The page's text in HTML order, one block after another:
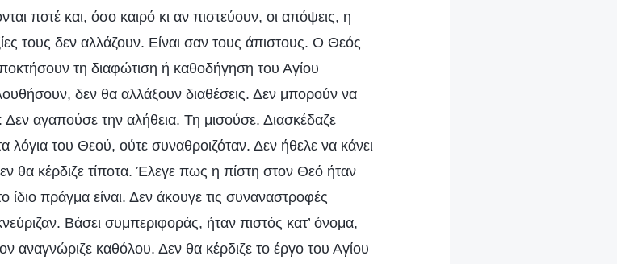
ποτέ και, όσο καιρό κι αν πιστεύουν, οι απόψεις, η
τους δεν αλλάζουν. Είναι σαν τους άπιστους. Ο Θεός
τη διαφώτιση ή καθοδήγηση του Αγίου
δεν θα αλλάξουν διαθέσεις. Δεν μπορούν να
αγαπούσε την αλήθεια. Τη μισούσε. Διασκέδαζε
λόγια του Θεού, ούτε συναθροιζόταν. Δεν ήθελε να κάνει
θα κέρδιζε τίποτα. Έλεγε πως η πίστη στον Θεό ήταν
ίδιο πράγμα είναι. Δεν άκουγε τις συναναστροφές
Βάσει συμπεριφοράς, ήταν πιστός κατ’ όνομα,
αναγνώριζε καθόλου. Δεν θα κέρδιζε το έργο του Αγίου